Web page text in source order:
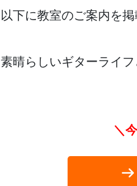
以下に教室のご案内を
素晴らしいギターライ
＼